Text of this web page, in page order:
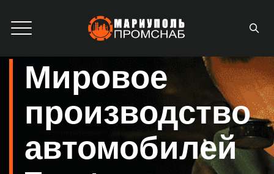
Мировое
производство
автомобилей